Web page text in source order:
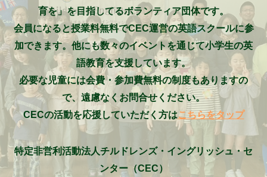
育を」を目指してるボランティア団体です。
会員になると授業料無料でCEC運営の英語スクールに参
加できます。他にも数々のイベントを通じて小学生の英
語教育を支援しています。
必要な児童には会費・参加費無料の制度もありますの
で、遠慮なくお問合せください。
CECの活動を応援していただく方はこちらをタップ
特定非営利活動法人チルドレンズ・イングリッシュ・セ
ンター（CEC）